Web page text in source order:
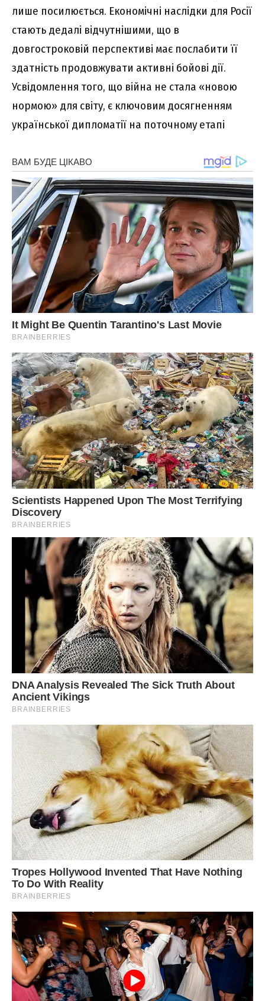
лише посилюється. Економічні наслідки для Росії
стають дедалі відчутнішими, що в
довгостроковій перспективі має послабити її
здатність продовжувати активні бойові дії.
Усвідомлення того, що війна не стала «новою
нормою» для світу, є ключовим досягненням
української дипломатії на поточному етапі